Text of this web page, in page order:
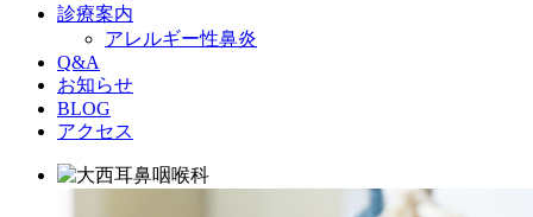
診療案内
アレルギー性鼻炎
Q&A
お知らせ
BLOG
アクセス